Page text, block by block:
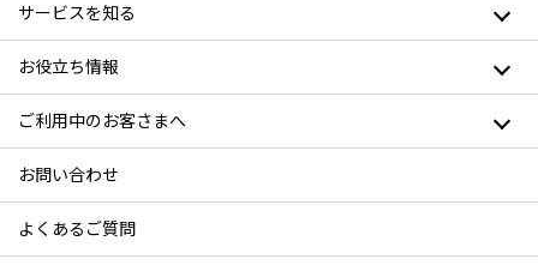
サービスを知る
お役立ち情報
ご利用中のお客さまへ
お問い合わせ
よくあるご質問